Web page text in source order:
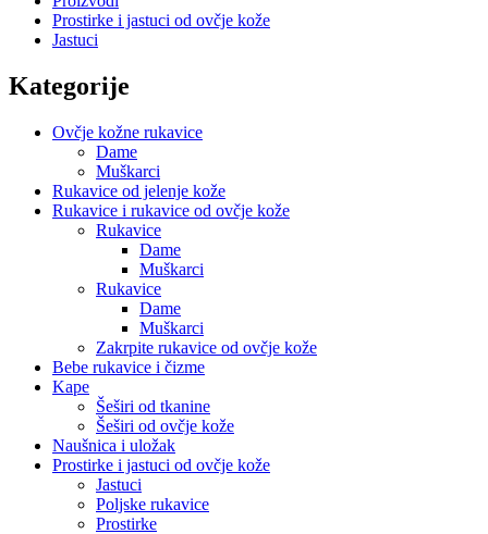
Prostirke i jastuci od ovčje kože
Jastuci
Kategorije
Ovčje kožne rukavice
Dame
Muškarci
Rukavice od jelenje kože
Rukavice i rukavice od ovčje kože
Rukavice
Dame
Muškarci
Rukavice
Dame
Muškarci
Zakrpite rukavice od ovčje kože
Bebe rukavice i čizme
Kape
Šeširi od tkanine
Šeširi od ovčje kože
Naušnica i uložak
Prostirke i jastuci od ovčje kože
Jastuci
Poljske rukavice
Prostirke